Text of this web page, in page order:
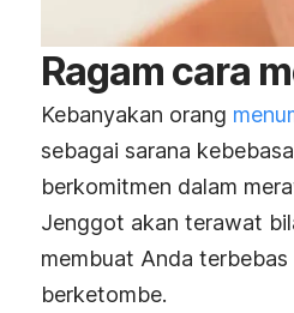
Ragam cara
Kebanyakan orang
sebagai sarana
berkomitmen dalam
Jenggot akan terawat
membuat Anda
berketombe.